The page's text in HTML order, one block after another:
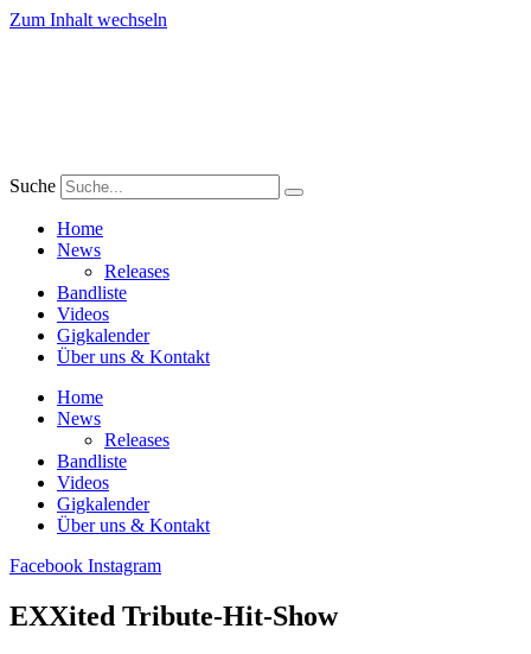
Zum Inhalt wechseln
Suche
Home
News
Releases
Bandliste
Videos
Gigkalender
Über uns & Kontakt
Home
News
Releases
Bandliste
Videos
Gigkalender
Über uns & Kontakt
Facebook Instagram
EXXited Tribute-Hit-Show